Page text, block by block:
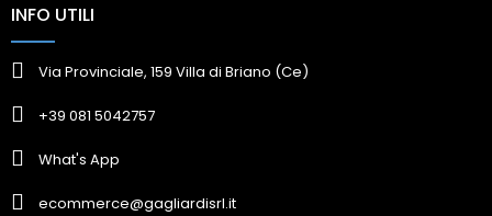
INFO UTILI
Via Provinciale, 159 Villa di Briano (Ce)
+39 081 5042757
What's App
ecommerce@gagliardisrl.it